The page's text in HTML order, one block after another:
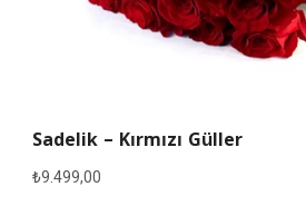
Sadelik – Kırmızı Güller
₺9.499,00